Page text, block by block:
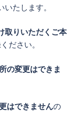
いたします。
取りいただくご本
ださい。
の変更はできま
はできませんの